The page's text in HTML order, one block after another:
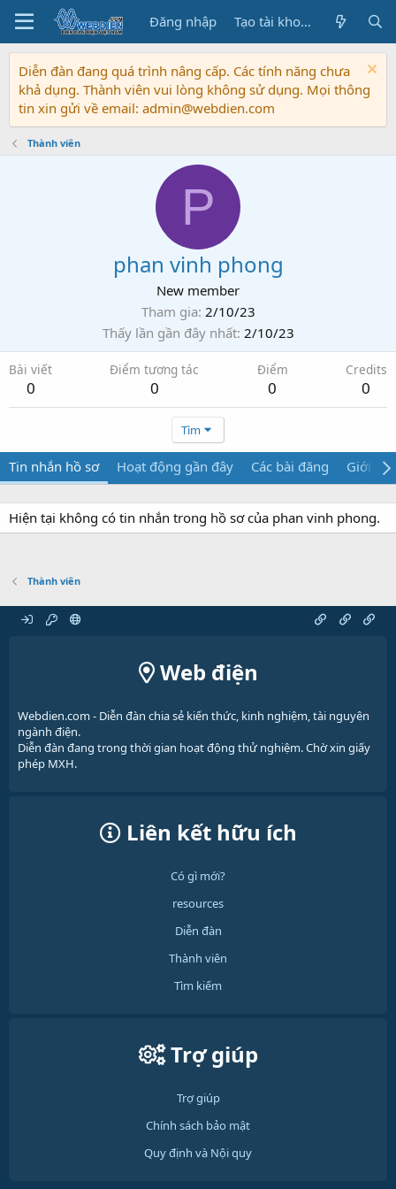
Đăng nhập Tạo tài khoản
Diễn đàn đang quá trình nâng cấp. Các tính năng chưa
khả dụng. Thành viên vui lòng không sử dụng. Mọi thông
tin xin gửi về email: admin@webdien.com
Thành viên
P
phan vinh phong
New member
Tham gia 2/10/23
Thấy lần gần đây nhất 2/10/23
Bài viết
0
Điểm tương tác
0
Điểm
0
Credits
0
Tìm
Tin nhắn hồ sơ Hoạt động gần đây Các bài đăng Giới
Hiện tại không có tin nhắn trong hồ sơ của phan vinh phong.
Thành viên
Web điện
Webdien.com - Diễn đàn chia sẻ kiến thức, kinh nghiệm, tài nguyên
ngành điện.
Diễn đàn đang trong thời gian hoạt động thử nghiệm. Chờ xin giấy
phép MXH.
Liên kết hữu ích
Có gì mới?
resources
Diễn đàn
Thành viên
Tìm kiếm
Trợ giúp
Trợ giúp
Chính sách bảo mật
Quy định và Nội quy